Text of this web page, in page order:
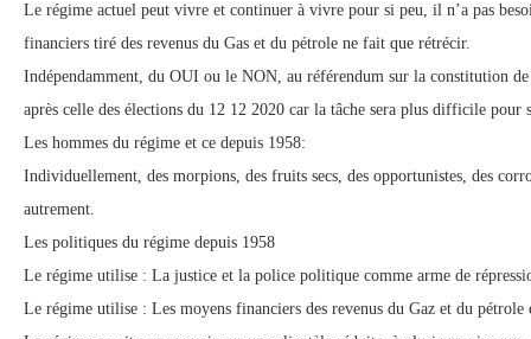
Le régime actuel peut vivre et continuer à vivre pour si peu, il n’a pas
financiers tiré des revenus du Gas et du pétrole ne fait que rétrécir.
Indépendamment, du OUI ou le NON, au référendum sur la constitution
après celle des élections du 12 12 2020 car la tâche sera plus difficile
Les hommes du régime et ce depuis 1958:
Individuellement, des morpions, des fruits secs, des opportunistes, des
autrement.
Les politiques du régime depuis 1958
Le régime utilise : La justice et la police politique comme arme de
Le régime utilise : Les moyens financiers des revenus du Gaz et du